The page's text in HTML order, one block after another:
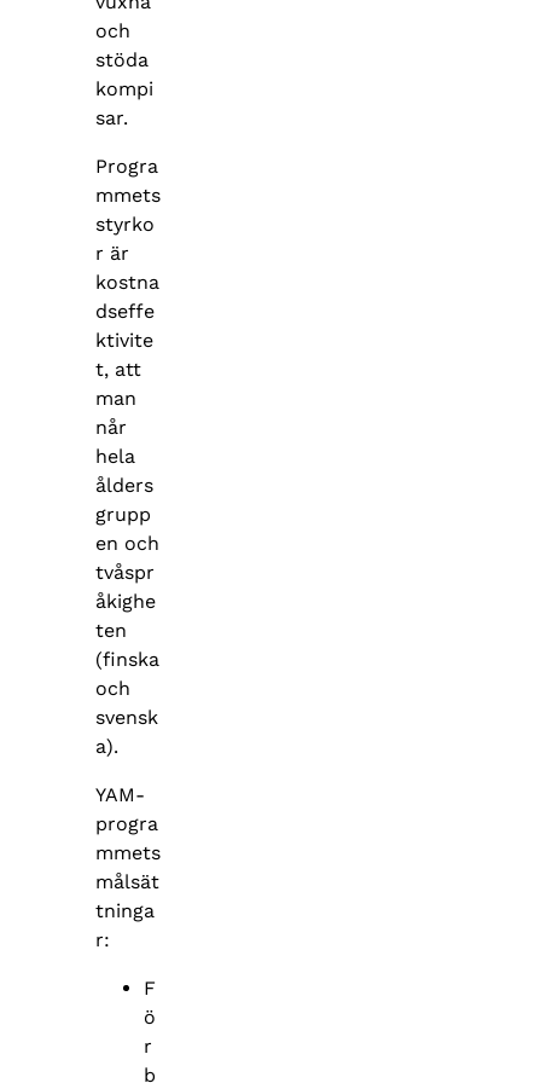
och
stöda
kompi
sar.
Progra
mmets
styrko
r är
kostna
dseffe
ktivite
t, att
man
når
hela
ålders
grupp
en och
tvåspr
åkighe
ten
(finska
och
svensk
a).
YAM-
progra
mmets
målsät
tninga
r:
F
ö
r
b